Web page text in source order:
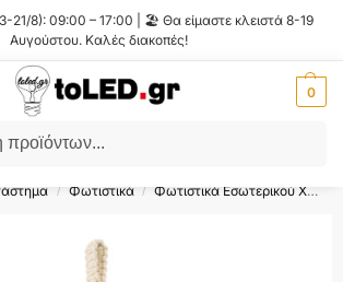
21/8): 09:00 – 17:00 | 🏖️ Θα είμαστε κλειστά 8-19
Αυγούστου. Καλές διακοπές!
0
10% Έκπτωση με τον κωδικό
/ Φωτιστικά / Φωτιστικά Εσωτερικού Χώρου